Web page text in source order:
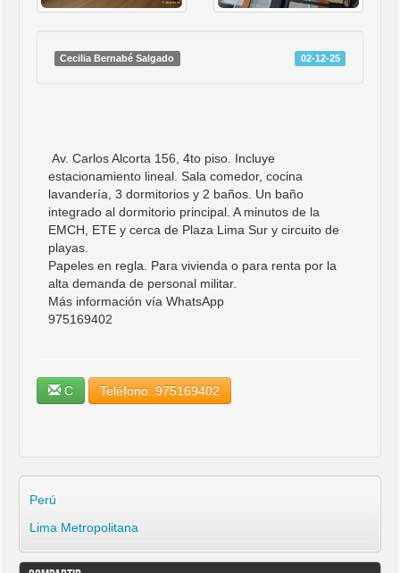
Cecilia Bernabé Salgado 02-12-25
Av. Carlos Alcorta 156, 4to piso. Incluye
estacionamiento lineal. Sala comedor, cocina
lavandería, 3 dormitorios y 2 baños. Un baño
integrado al dormitorio principal. A minutos de la
EMCH, ETE y cerca de Plaza Lima Sur y circuito de
playas.
Papeles en regla. Para vivienda o para renta por la
alta demanda de personal militar.
Más información vía WhatsApp
975169402
C Teléfono: 975169402
Perú
Lima Metropolitana